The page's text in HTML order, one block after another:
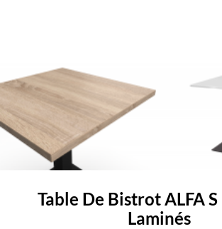
Table De Bistrot ALFA
Laminés